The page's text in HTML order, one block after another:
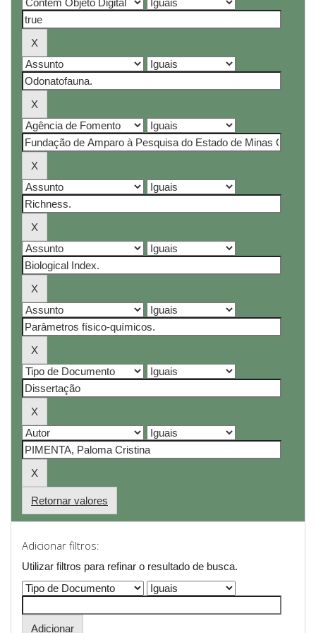
Retornar valores
Adicionar filtros:
Utilizar filtros para refinar o resultado de busca.